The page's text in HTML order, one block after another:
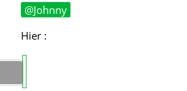
Johnny
Hier :